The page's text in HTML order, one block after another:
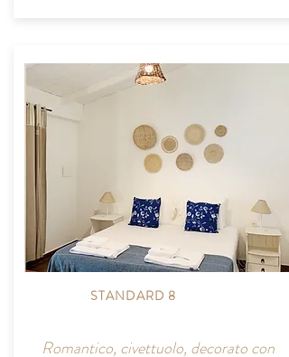
STANDARD 8
Romantico, civettuolo, decorato con